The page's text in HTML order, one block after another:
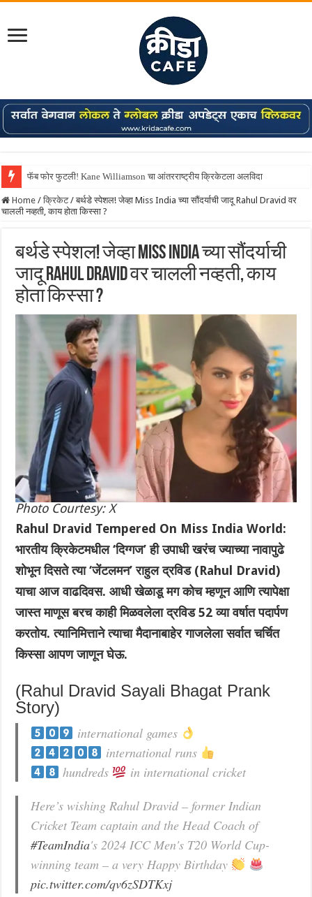
फॅब फोर फुटली! Kane Williamson चा आंतरराष्ट्रीय क्रिकेटला अलविदा
Shreyas Iyer कॅप्टन झाला! टी20 ची पुन्हा मुंबईकराच्या खांद्यावर, एशियन गेम्स…
Home / क्रिकेट / बर्थडे स्पेशल! जेव्हा Miss India च्या सौंदर्याची जादू Rahul Dravid वर
चालली नव्हती, काय होता किस्सा ?
बर्थडे स्पेशल! जेव्हा Miss India च्या सौंदर्याची
जादू Rahul Dravid वर चालली नव्हती, काय
होता किस्सा ?
Photo Courtesy: X
Rahul Dravid Tempered On Miss India World:
भारतीय क्रिकेटमधील ‘दिग्गज’ ही उपाधी खरंच ज्याच्या नावापुढे
शोभून दिसते त्या ‘जेंटलमन’ राहुल द्रविड (Rahul Dravid)
याचा आज वाढदिवस. आधी खेळाडू मग कोच म्हणून आणि त्यापेक्षा
जास्त माणूस बरच काही मिळवलेला द्रविड 52 व्या वर्षात पदार्पण
करतोय. त्यानिमित्ताने त्याचा मैदानाबाहेर गाजलेला सर्वात चर्चित
किस्सा आपण जाणून घेऊ.
(Rahul Dravid Sayali Bhagat Prank
Story)
international games
international runs
hundreds
in international cricket
Here’s wishing Rahul Dravid – former Indian
Cricket Team captain and the Head Coach of
#TeamIndia's 2024 ICC Men's T20 World Cup-
winning team – a very Happy Birthday
pic.twitter.com/qv6zSDTKxj